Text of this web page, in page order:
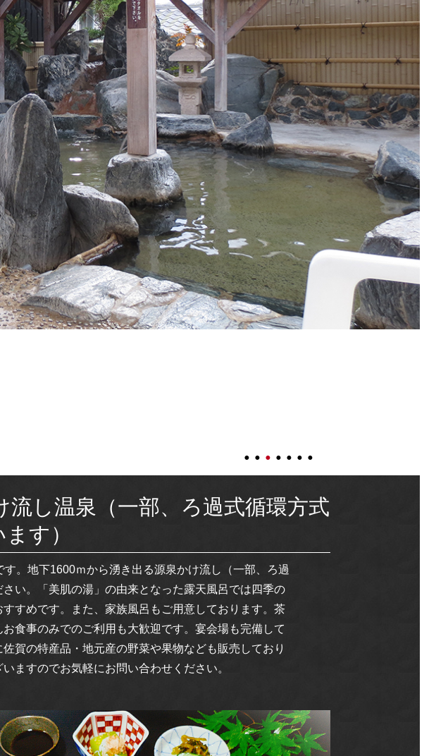
し温泉（一部、ろ過式循環方式
す）
。地下1600ｍから湧き出る源泉かけ流し（一部、ろ過
い。「美肌の湯」の由来となった露天風呂では四季の
すめです。また、家族風呂もご用意しております。茶
食事のみでのご利用も大歓迎です。宴会場も完備して
賀の特産品・地元産の野菜や果物なども販売しており
ますのでお気軽にお問い合わせください。